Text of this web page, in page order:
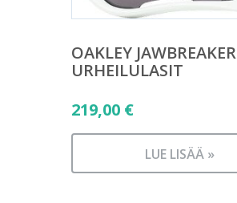
OAKLEY JAWBREAKER
URHEILULASIT
219,00 €
LUE LISÄÄ »